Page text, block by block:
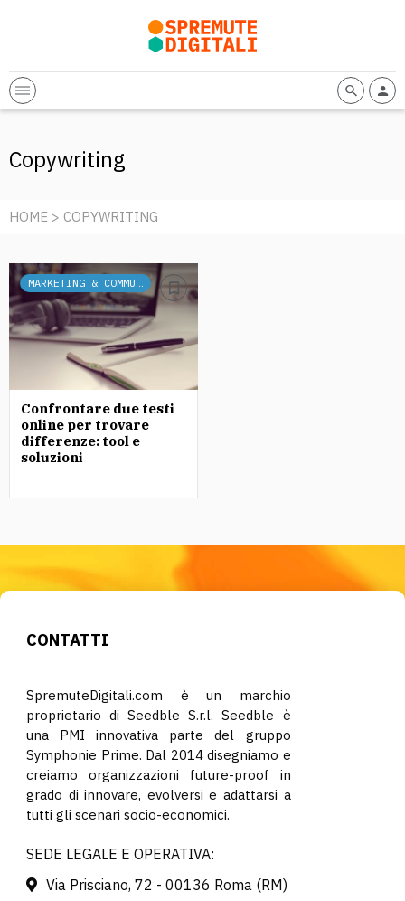
Copywriting
HOME > COPYWRITING
MARKETING & COMMUNICATION
Confrontare due testi
online per trovare
differenze: tool e
soluzioni
CONTATTI
SpremuteDigitali.com è un marchio
proprietario di Seedble S.r.l. Seedble è
una PMI innovativa parte del gruppo
Symphonie Prime. Dal 2014 disegniamo e
creiamo organizzazioni future-proof in
grado di innovare, evolversi e adattarsi a
tutti gli scenari socio-economici.
SEDE LEGALE E OPERATIVA:
Via Prisciano, 72 - 00136 Roma (RM)